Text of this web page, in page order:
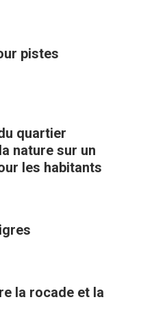
pistes
quartier
nature sur un
les habitants
la rocade et la